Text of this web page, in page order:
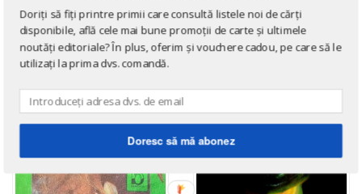
Doriți să fiți printre primii care consultă listele noi de cărți
disponibile, află cele mai bune promoții de carte și ultimele
noutăți editoriale? În plus, oferim și vouchere cadou, pe care să le
utilizați la prima dvs. comandă.
Doresc să mă abonez